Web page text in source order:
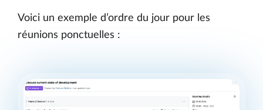
Voici un exemple d’ordre du jour pour les
réunions ponctuelles :